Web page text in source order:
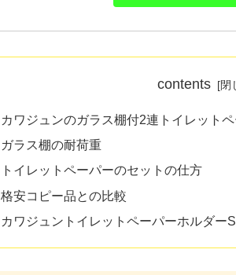
contents
カワジュンのガラス棚付2連トイレット
ガラス棚の耐荷重
トイレットペーパーのセットの仕方
格安コピー品との比較
カワジュントイレットペーパーホルダー